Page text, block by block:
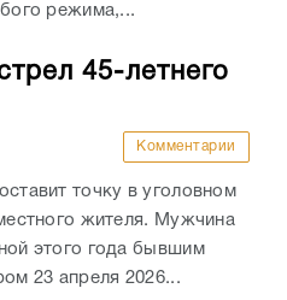
режима,...
45-летнего
Комментарии
точку в уголовном
жителя. Мужчина
этого года бывшим
23 апреля 2026...